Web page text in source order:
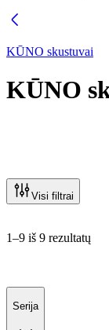
KŪNO skustuvai
KŪNO
Visi filtrai
1–9 iš 9 rezultatų
Serija